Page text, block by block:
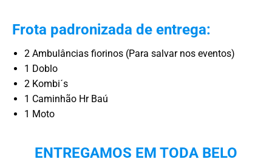
Frota padronizada de entrega:
2 Ambulâncias fiorinos (Para salvar nos eventos)
1 Doblo
2 Kombi´s
1 Caminhão Hr Baú
1 Moto
ENTREGAMOS EM TODA BELO